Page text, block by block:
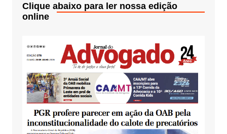
Clique abaixo para ler nossa edição
online